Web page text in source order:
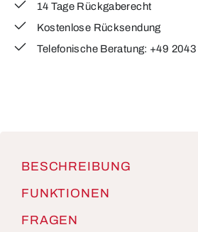
14 Tage Rückgaberecht
Kostenlose Rücksendung
Telefonische Beratung: +49
BESCHREIBUNG
FUNKTIONEN
FRAGEN